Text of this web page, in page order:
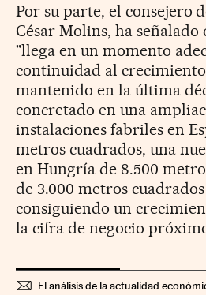
Por su parte, el consejero
César Molins, ha señalado
"llega en un momento
continuidad al
mantenido en la última
concretado en una
instalaciones fabriles en
metros cuadrados, una
en Hungría de 8.500
de 3.000 metros
consiguiendo un
la cifra de negocio
El análisis de la actualidad